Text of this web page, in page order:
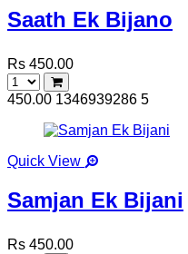
Saath Ek Bijano
Rs 450.00
450.00 1346939286 5
Quick View
Samjan Ek Bijani
Rs 450.00